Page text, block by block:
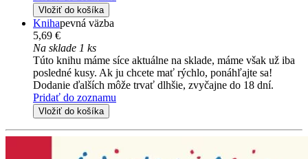
Vložiť do košíka
Knihapevná väzba
5,69 €
Na sklade 1 ks
Túto knihu máme síce aktuálne na sklade, máme však už iba
posledné kusy. Ak ju chcete mať rýchlo, ponáhľajte sa!
Dodanie ďalších môže trvať dlhšie, zvyčajne do 18 dní.
Pridať do zoznamu
Vložiť do košíka